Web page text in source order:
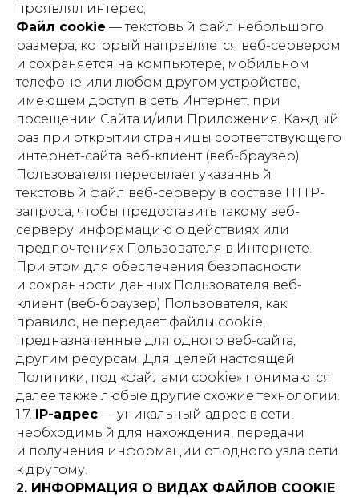
проявлял интерес;
Файл сookie — текстовый файл небольшого
размера, который направляется веб-сервером
и сохраняется на компьютере, мобильном
телефоне или любом другом устройстве,
имеющем доступ в сеть Интернет, при
посещении Сайта и/или Приложения. Каждый
раз при открытии страницы соответствующего
интернет-сайта веб-клиент (веб-браузер)
Пользователя пересылает указанный
текстовый файл веб-серверу в составе HTTP-
запроса, чтобы предоставить такому веб-
серверу информацию о действиях или
предпочтениях Пользователя в Интернете.
При этом для обеспечения безопасности
и сохранности данных Пользователя веб-
клиент (веб-браузер) Пользователя, как
правило, не передает файлы cookie,
предназначенные для одного веб-сайта,
другим ресурсам. Для целей настоящей
Политики, под «файлами cookie» понимаются
далее также любые другие схожие технологии.
1.7. IP-адрес — уникальный адрес в сети,
необходимый для нахождения, передачи
и получения информации от одного узла сети
к другому.
2. ИНФОРМАЦИЯ О ВИДАХ ФАЙЛОВ COOKIE